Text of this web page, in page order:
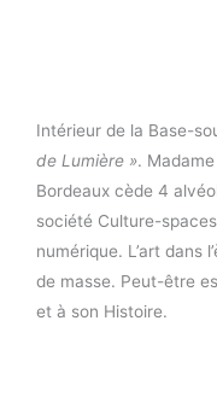
Intérieur de la Base-
de Lumière ».
Bordeaux cède 4
société Culture-
numérique. L’art dans
de masse. Peut-être
et à son Histoire.